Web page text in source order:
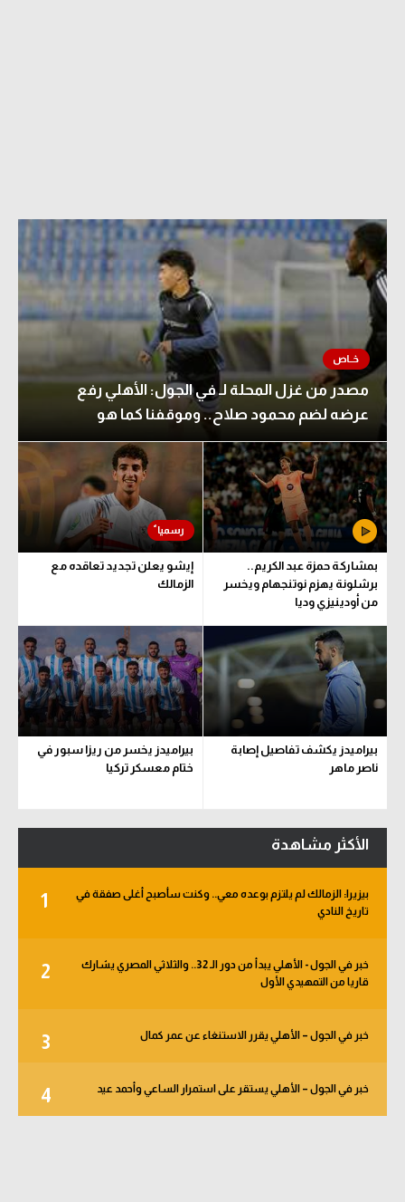
مصدر من غزل المحلة لـ في الجول: الأهلي رفع
عرضه لضم محمود صلاح.. وموقفنا كما هو
بمشاركة حمزة عبد الكريم..
برشلونة يهزم نوتنجهام ويخسر
من أودينيزي وديا
إيشو يعلن تجديد تعاقده مع
الزمالك
بيراميدز يكشف تفاصيل إصابة
ناصر ماهر
بيراميدز يخسر من ريزا سبور في
ختام معسكر تركيا
الأكثر مشاهدة
1
بيزيرا: الزمالك لم يلتزم بوعده معي.. وكنت سأصبح أغلى صفقة في
تاريخ النادي
2
خبر في الجول - الأهلي يبدأ من دور الـ 32.. والثلاثي المصري يشارك
قاريا من التمهيدي الأول
3 خبر في الجول – الأهلي يقرر الاستنغاء عن عمر كمال
4 خبر في الجول – الأهلي يستقر على استمرار الساعي وأحمد عيد